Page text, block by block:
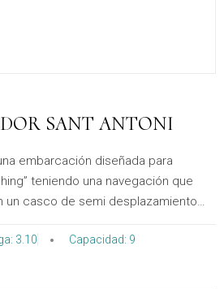
SANT ANTONI
embarcación diseñada para
teniendo una navegación que
un casco de semi desplazamiento
Un equilibrio perfecto para su
3.10 Capacidad: 9